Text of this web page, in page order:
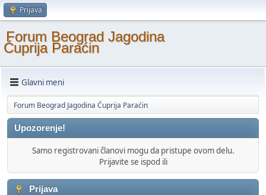
Prijava
Forum Beograd Jagodina
Ćuprija Paraćin
Glavni meni
Forum Beograd Jagodina Ćuprija Paraćin
Upozorenje!
Samo registrovani članovi mogu da pristupe ovom delu.
Prijavite se ispod ili
Prijava